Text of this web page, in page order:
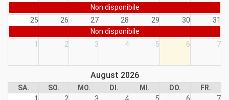
Non disponibile
25
26 27 28 29 30
31
Non disponibile
1
2 3 4 5 6 7
August 2026
SA. SO. MO. DI. MI. DO.
FR.